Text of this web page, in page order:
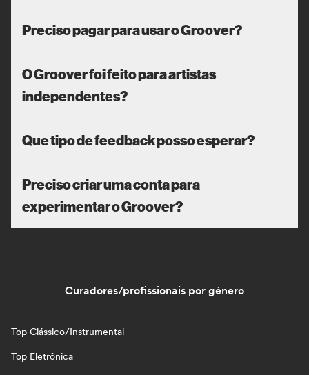
Preciso pagar para usar o Groover?
O Groover foi feito para artistas
independentes?
Que tipo de feedback posso esperar?
Preciso criar uma conta para
experimentar o Groover?
Curadores/profissionais por género
Top Clássico/Instrumental
Top Eletrônica